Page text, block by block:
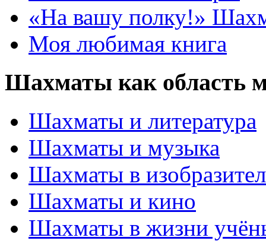
«На вашу полку!»
Моя любимая книга
Шахматы как область
Шахматы и литература
Шахматы и музыка
Шахматы в
Шахматы и кино
Шахматы в жизни